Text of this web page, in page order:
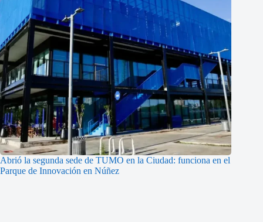
Abrió la segunda sede de TUMO en la Ciudad: funciona en el
Parque de Innovación en Núñez